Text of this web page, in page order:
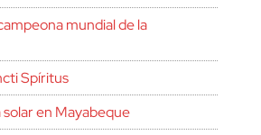
mundial de la
Spíritus
en Mayabeque